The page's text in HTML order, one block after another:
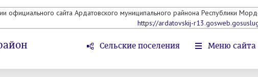
официального сайта Ардатовского муниципального райнона Республики
https://ardatovskij-
Сельские поселения Меню сайта